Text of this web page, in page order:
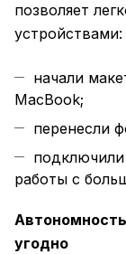
позволяет
устройствами:
начали
MacBook;
перенесли
подключили
работы с
угодно